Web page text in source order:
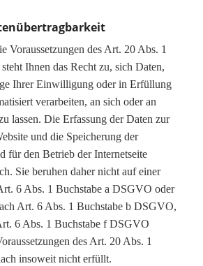
Voraussetzungen des Art. 20 Abs. 1
Ihnen das Recht zu, sich Daten,
Ihrer Einwilligung oder in Erfüllung
verarbeiten, an sich oder an
lassen. Die Erfassung der Daten zur
und die Speicherung der
für den Betrieb der Internetseite
Sie beruhen daher nicht auf einer
6 Abs. 1 Buchstabe a DSGVO oder
Art. 6 Abs. 1 Buchstabe b DSGVO,
6 Abs. 1 Buchstabe f DSGVO
des Art. 20 Abs. 1
insoweit nicht erfüllt.